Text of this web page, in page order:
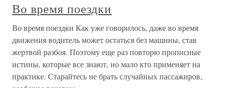
Во время поездки
Во время поездки Как уже говорилось, даже во время
движения водитель может остаться без машины, став
жертвой разбоя. Поэтому еще раз повторю прописные
истины, которые все знают, но мало кто применяет на
практике. Старайтесь не брать случайных пассажиров,